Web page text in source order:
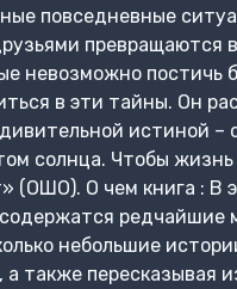
повседневные
превращаются
невозможно постичь
в эти тайны. Он
истиной
солнца. Чтобы
(ОШО). О чем книга : В
редчайшие
небольшие
также пересказывая